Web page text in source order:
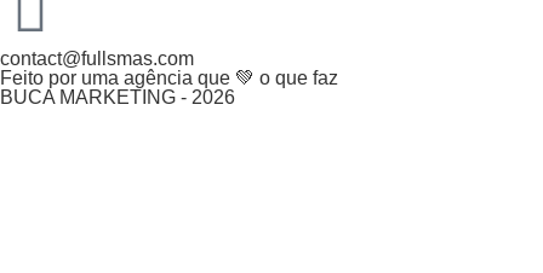
contact@fullsmas.com
Feito por uma agência que 💚 o que faz
BUCA MARKETING - 2026